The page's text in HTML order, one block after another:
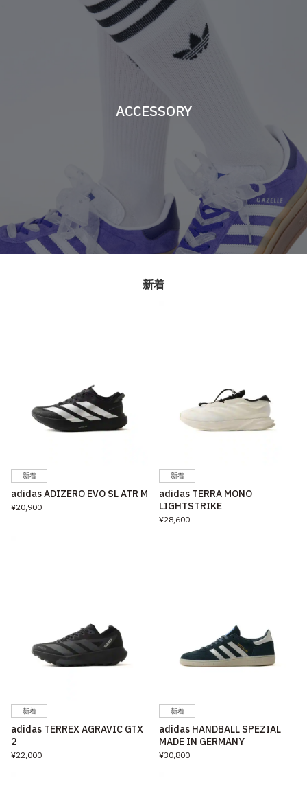
ACCESSORY
新着
新着
adidas ADIZERO EVO SL ATR M
¥20,900
新着
adidas TERRA MONO
LIGHTSTRIKE
¥28,600
新着
adidas TERREX AGRAVIC GTX
2
¥22,000
新着
adidas HANDBALL SPEZIAL
MADE IN GERMANY
¥30,800